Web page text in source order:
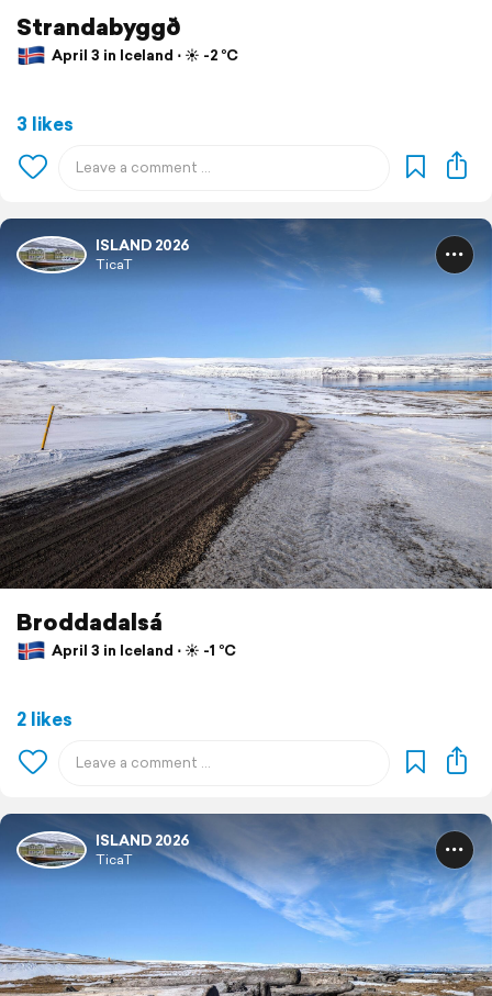
Strandabyggð
April 3 in Iceland ⋅ ☀️ -2 °C
3 likes
ISLAND 2026
TicaT
Broddadalsá
April 3 in Iceland ⋅ ☀️ -1 °C
2 likes
ISLAND 2026
TicaT